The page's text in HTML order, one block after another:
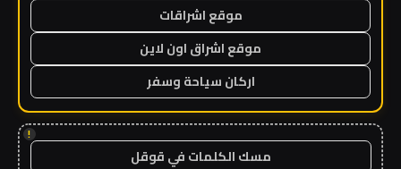
موقع اشراقات
موقع اشراق اون لاين
اركان سياحة وسفر
!
مسك الكلمات في قوقل